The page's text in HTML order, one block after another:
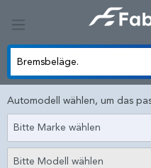
Automodell wählen, um das
Bitte Marke wählen
Bitte Modell wählen